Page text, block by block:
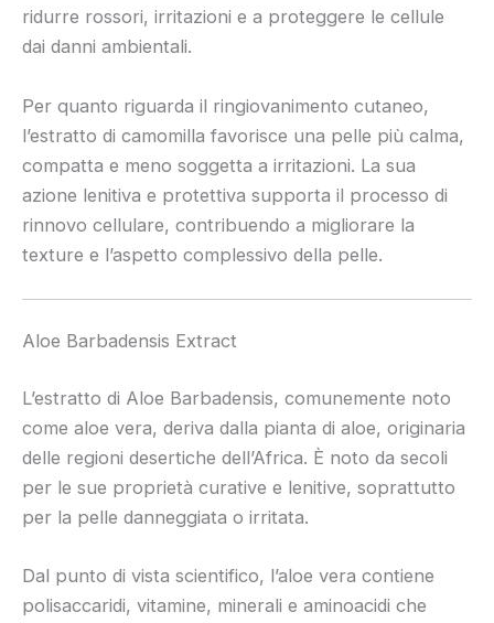
ridurre rossori, irritazioni e a proteggere le cellule
dai danni ambientali.
Per quanto riguarda il ringiovanimento cutaneo,
l’estratto di camomilla favorisce una pelle più calma,
compatta e meno soggetta a irritazioni. La sua
azione lenitiva e protettiva supporta il processo di
rinnovo cellulare, contribuendo a migliorare la
texture e l’aspetto complessivo della pelle.
Aloe Barbadensis Extract
L’estratto di Aloe Barbadensis, comunemente noto
come aloe vera, deriva dalla pianta di aloe, originaria
delle regioni desertiche dell’Africa. È noto da secoli
per le sue proprietà curative e lenitive, soprattutto
per la pelle danneggiata o irritata.
Dal punto di vista scientifico, l’aloe vera contiene
polisaccaridi, vitamine, minerali e aminoacidi che